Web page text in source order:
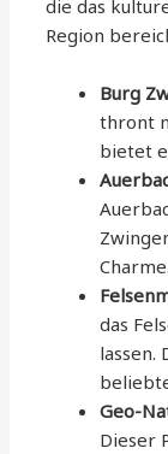
die das
Region
Burg
thront
bietet
Charme.
das
lassen.
Geo-
Dieser